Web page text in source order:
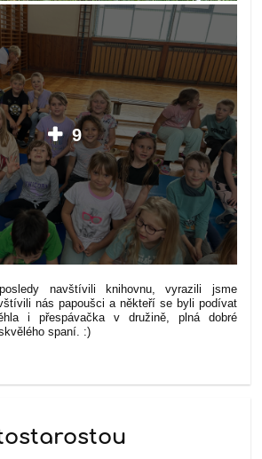
9
navštívili knihovnu, vyrazili jsme
nás papoušci a někteří se byli podívat
i přespávačka v družině, plná dobré
spaní. :)